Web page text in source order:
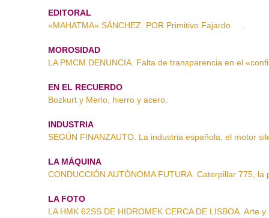
EDITORAL
«MAHATMA» SÁNCHEZ. POR Primitivo Fajardo
.
MOROSIDAD
LA PMCM DENUNCIA. Falta de transparencia en el
EN EL RECUERDO
Bozkurt y Merlo, hierro y acero.
INDUSTRIA
SEGÚN FINANZAUTO. La industria española, el motor
LA MÁQUINA
CONDUCCIÓN AUTÓNOMA FUTURA. Caterpillar 775, la
LA FOTO
LA HMK 62SS DE HIDROMEK CERCA DE LISBOA. Arte y